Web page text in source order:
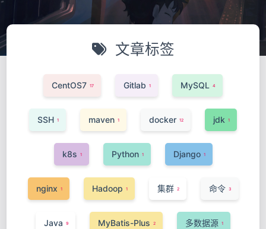
文章标签
CentOS7 17 Gitlab 1 MySQL 4
SSH 1 maven 1 docker 12 jdk 1
k8s 1 Python 1 Django 1
nginx 1 Hadoop 1 集群 2 命令 3
Java 9 MyBatis-Plus 2 多数据源 1